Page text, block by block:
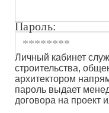
Пароль:
Личный кабинет
строительства,
архитектором
пароль выдает
договора на проект